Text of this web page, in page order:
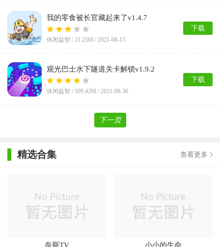
我的零食被长官藏起来了v1.4.7
休闲益智 / 21.23M / 2021-08-15
下载
观光巴士水下隧道关卡解锁v1.9.2
休闲益智 / 109.42M / 2021-08-30
下载
下一页
精选合集 查看更多
奈斯TV 小小的生命